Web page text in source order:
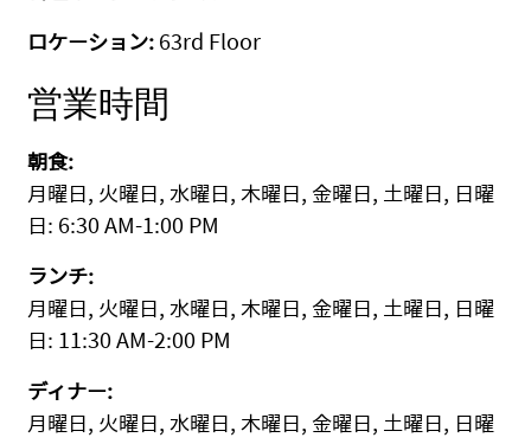
ロケーション:63rd Floor
営業時間
朝食:
月曜日, 火曜日, 水曜日, 木曜日, 金曜日, 土曜日, 日曜
日: 6:30 AM-1:00 PM
ランチ:
月曜日, 火曜日, 水曜日, 木曜日, 金曜日, 土曜日, 日曜
日: 11:30 AM-2:00 PM
ディナー:
月曜日, 火曜日, 水曜日, 木曜日, 金曜日, 土曜日, 日曜